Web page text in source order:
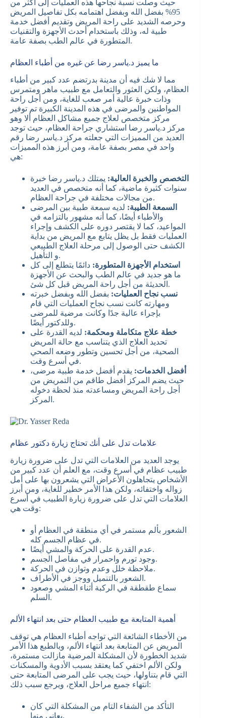
حيث وصلت نسبة نجاحها هذه العمليات إلى أكثر من
95% بفضل الله وبفضل اهتمامه بكل تفاصيل المريض
وحرصه الشديد على راحة المريض وتقديم أفضل خدمة
طبية له، وذلك باستخدام أحدث الأجهزة والتقنيات
المتطورة في عالم الطب بصفة عامة.
ما يميز د.ياسر رضا عن غيره من أطباء العظام
مما لا شك فيه أن مدينة بدرتضم عدد كبير من أطباء
العظام، ولكن العثور والتعامل مع طبيب ماهر ومتمرس
وذات خبرة عالية أمر صعب للغاية، ومن أجل راحة
المواطنين والمرضى في هذه المدينة الكبيرة تم توفير
مركز متخصص لعلاج جميع مشاكل العظام ألا وهو
مركز د.ياسر رضا استشاري جراحة العظام، حيث توجد
العديد من المميزات التي جعلته مركز د.ياسر رضا رقم
واحد في مصر بصفة عامة، ومن أبرز هذه المميزات
هي:
التخصص والخبرة العالية: يمتلك د.ياسر رضا خبرة
سنوات كثيرة ماضية، كما أنه متخصص في العديد
من مجالات مختلفة في جراحة العظام.
السمعة الطيبة: لديه سمعة طبية بين المرضى
والأطباء أيضًا، كما أنه مشهور بالتزامه في
المواعيد، كما لا يقتصر دوره على الكشف وإجراء
العمليات فقط بل يظل يتابع مع المريض من بداية
الكشف حتى الوصول إلى مرحلة العلاج الطبيعي
و التأهيل.
استخدام الأجهزة المتطورة: دائمًا يتطلع إلى كل
ما هو جديد في عالم الطب والبحث عن الأجهزة
الحديثة من أجل راحة المريض قبل كل شئ.
نسب نجاح العمليات: بفضل الله وبفضل خبرته
ومهارته كانت نسب نجاح العمليات التي قام
بإجراء عالية جدًا وكانت مرضية للمرضى
وللدكتور أيضًا.
خطة علاج متكاملة ومحكمة: لديه القدرة على
تحديد العلاج الذي يتناسب مع حالة المريض
الصحية، من أجل تحسين وتطور وضعه الصحي
في أسرع وقت.
أفضل الخدمات: يقدم أفضل خدمة طبية مرضى،
حيث يضم المركز أفضل طاقم من التمريض من
أجل راحة المريض ومساعدته منذ لحظة دخوله
المركز.
علامات تدل على أنك تحتاج زيارة دكتور عظام
يوجد العديد من العلامات التي تدل على ضرورة زيارة
طبيب عظام في أسرع وقت، مع العلم أن عدد كبير من
الأشخاص يتجاهلون الأعراض التي يشعرون بها على أمل
زواله واختفائه، ولكن هذا الأمر خطير للغاية، ومن أبرز
العلامات التي تدل على ضرورة زيارة الطبيب في أسرع
وقت هي:
الشعور بألم مستمر في أي منطقة في العظام أو
في عظام الجسم كله.
عدم القدرة على الحركة والمشي أيضًا.
وجود تورم واحمرار في مفاصل الجسم.
ملاحظة خلل وعدم وتوازن في الحركة.
الشعور بالتنميل ووجز في الأطراف.
سماع طقطقة في الركبة أثناء المشي وصعود
السلم.
أهمية المتابعة مع طبيب العظام حتى بعد انتهاء الألم
من الأخطاء الشائعة التي تواجه أطباء العظام هي توقف
المريض عن المتابعة بعد انتهاء الألم، وبالطبع هذا الأمر
شديد الخطورة لأن المشكلة المرضية مازالت مستمرة،
ولكن الألم اختفي كما يعتقد بسبب الأدوية والمسكنات
التي قام بتناولها، حيث يجب على المرضى المتابعة حتى
انتهاء جميع مراحل العلاج، ويرجع سبب ذلك:
التأكد من الشفاء التام من المشكلة التي كان
يعاني منها.